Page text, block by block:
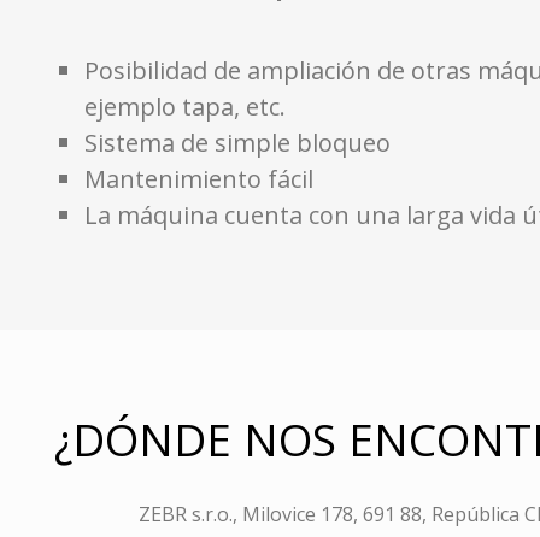
Posibilidad de ampliación de otras
ejemplo tapa, etc.
Sistema de simple bloqueo
Mantenimiento fácil
La máquina cuenta con una larga vida
¿DÓNDE NOS
ZEBR s.r.o., Milovice 178, 691 88, República